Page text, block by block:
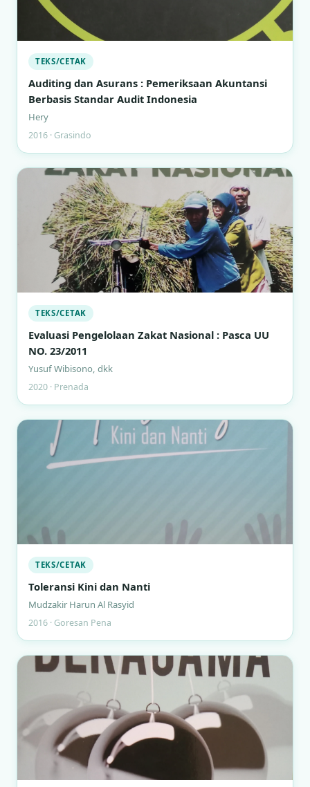
TEKS/CETAK
Auditing dan Asurans : Pemeriksaan Akuntansi
Berbasis Standar Audit Indonesia
Hery
2016 · Grasindo
TEKS/CETAK
Evaluasi Pengelolaan Zakat Nasional : Pasca UU
NO. 23/2011
Yusuf Wibisono, dkk
2020 · Prenada
TEKS/CETAK
Toleransi Kini dan Nanti
Mudzakir Harun Al Rasyid
2016 · Goresan Pena